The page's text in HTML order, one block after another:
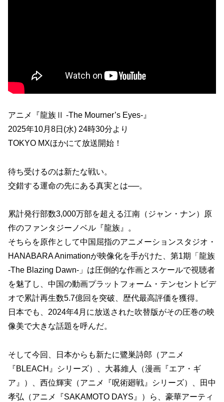
アニメ『龍族Ⅱ -The Mourner’s Eyes-』
2025年10月8日(水) 24時30分より
TOKYO MXほかにて放送開始！
待ち受けるのは新たな戦い。
交錯する運命の先にある真実とは──。
累計発行部数3,000万部を超える江南（ジャン・ナン）原
作のファンタジーノベル『龍族』。
そちらを原作として中国屈指のアニメーションスタジオ・
HANABARA Animationが映像化を手がけた、第1期「龍族
-The Blazing Dawn-」は圧倒的な作画とスケールで視聴者
を魅了し、中国の動画プラットフォーム・テンセントビデ
オで累計再生数5.7億回を突破、歴代最高評価を獲得。
日本でも、2024年4月に放送された吹替版がその圧巻の映
像美で大きな話題を呼んだ。
そして今回、日本からも新たに鷺巣詩郎（アニメ
『BLEACH』シリーズ）、大暮維人（漫画『エア・ギ
ア』）、西位輝実（アニメ『呪術廻戦』シリーズ）、田中
孝弘（アニメ『SAKAMOTO DAYS』）ら、豪華アーティ